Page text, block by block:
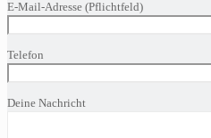
lasse
leer.
E-Mail-Adresse (Pflichtfeld)
Telefon
Deine Nachricht